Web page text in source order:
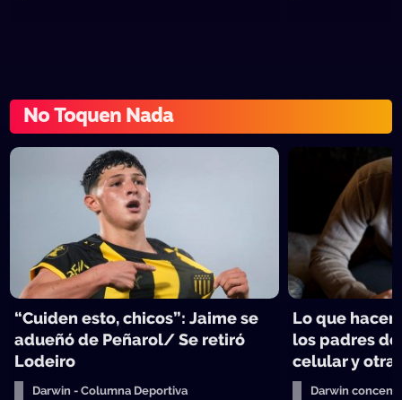
No Toquen Nada
“Cuiden esto, chicos”: Jaime se
adueñó de Peñarol/ Se retiró
Lodeiro
Darwin - Columna Deportiva
Lo que
los padres
celular y
Darwin